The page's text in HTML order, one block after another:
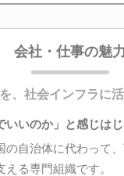
会社・仕事の魅力
、社会インフラに
いのか」と感じは
の自治体に代わって
る専門組織です。